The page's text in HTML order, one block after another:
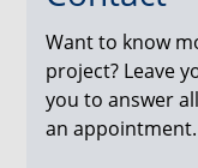
Highlights
20 verdiepingen
94
76
Want to know
project? Leave
you to answer
an appointment.